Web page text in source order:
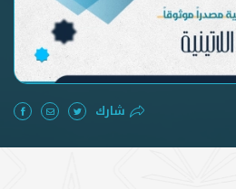
شارك